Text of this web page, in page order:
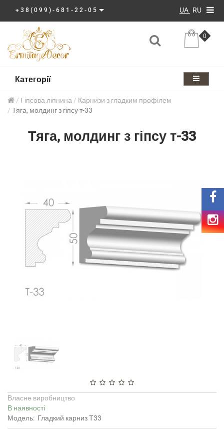
+38(099)-681-22-05 UA RU
0
Категорії
Гіпсова ліпнина
Карнизи з гладким профілем
Тяга, молдинг з гіпсу т-33
Тяга, молдинг з гіпсу т-33
Власне виробництво
В наявності
Модель: Гладкий карниз Т33